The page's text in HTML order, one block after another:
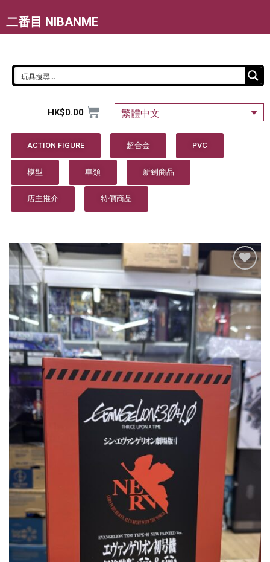
二番目 NIBANME
HK$0.00 繁體中文
ACTION FIGURE 超合金 PVC
模型 車類 新到商品
店主推介 特價商品